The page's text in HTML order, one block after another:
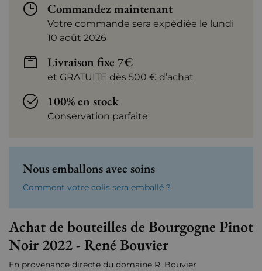
Commandez maintenant
Votre commande sera expédiée le lundi
10 août 2026
Livraison fixe 7€
et GRATUITE dès 500 € d’achat
100% en stock
Conservation parfaite
Nous emballons avec soins
Comment votre colis sera emballé ?
Achat de bouteilles de Bourgogne Pinot
Noir 2022 - René Bouvier
En provenance directe du domaine R. Bouvier